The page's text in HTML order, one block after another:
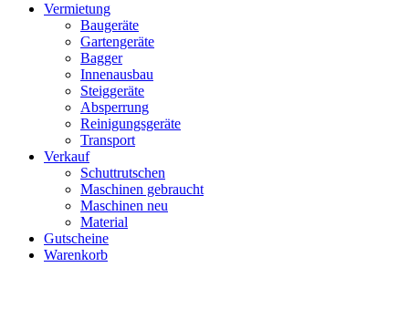
Vermietung
Baugeräte
Gartengeräte
Bagger
Innenausbau
Steiggeräte
Absperrung
Reinigungsgeräte
Transport
Verkauf
Schuttrutschen
Maschinen gebraucht
Maschinen neu
Material
Gutscheine
Warenkorb